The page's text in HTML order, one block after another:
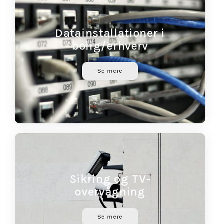
Datainstallationer i
bolig/erhverv
Se mere
Sikring og TV-
overvågning
Se mere